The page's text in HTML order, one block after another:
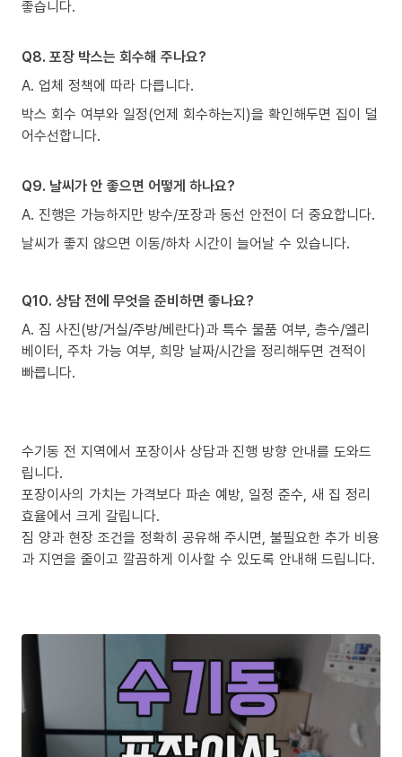
좋습니다.
Q8. 포장 박스는 회수해 주나요?
A. 업체 정책에 따라 다릅니다.
박스 회수 여부와 일정(언제 회수하는지)을 확인해두면 집이 덜
어수선합니다.
Q9. 날씨가 안 좋으면 어떻게 하나요?
A. 진행은 가능하지만 방수/포장과 동선 안전이 더 중요합니다.
날씨가 좋지 않으면 이동/하차 시간이 늘어날 수 있습니다.
Q10. 상담 전에 무엇을 준비하면 좋나요?
A. 짐 사진(방/거실/주방/베란다)과 특수 물품 여부, 층수/엘리
베이터, 주차 가능 여부, 희망 날짜/시간을 정리해두면 견적이
빠릅니다.
수기동 전 지역에서 포장이사 상담과 진행 방향 안내를 도와드
립니다.
포장이사의 가치는 가격보다 파손 예방, 일정 준수, 새 집 정리
효율에서 크게 갈립니다.
짐 양과 현장 조건을 정확히 공유해 주시면, 불필요한 추가 비용
과 지연을 줄이고 깔끔하게 이사할 수 있도록 안내해 드립니다.